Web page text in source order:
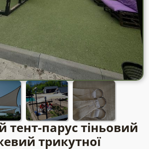
тент-парус тіньовий
трикутної